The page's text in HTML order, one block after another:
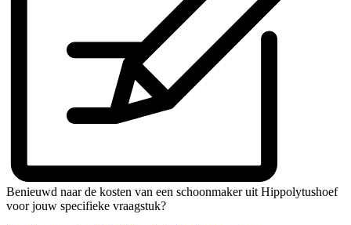
Benieuwd naar de kosten van een schoonmaker uit Hippolytushoef
voor jouw specifieke vraagstuk?